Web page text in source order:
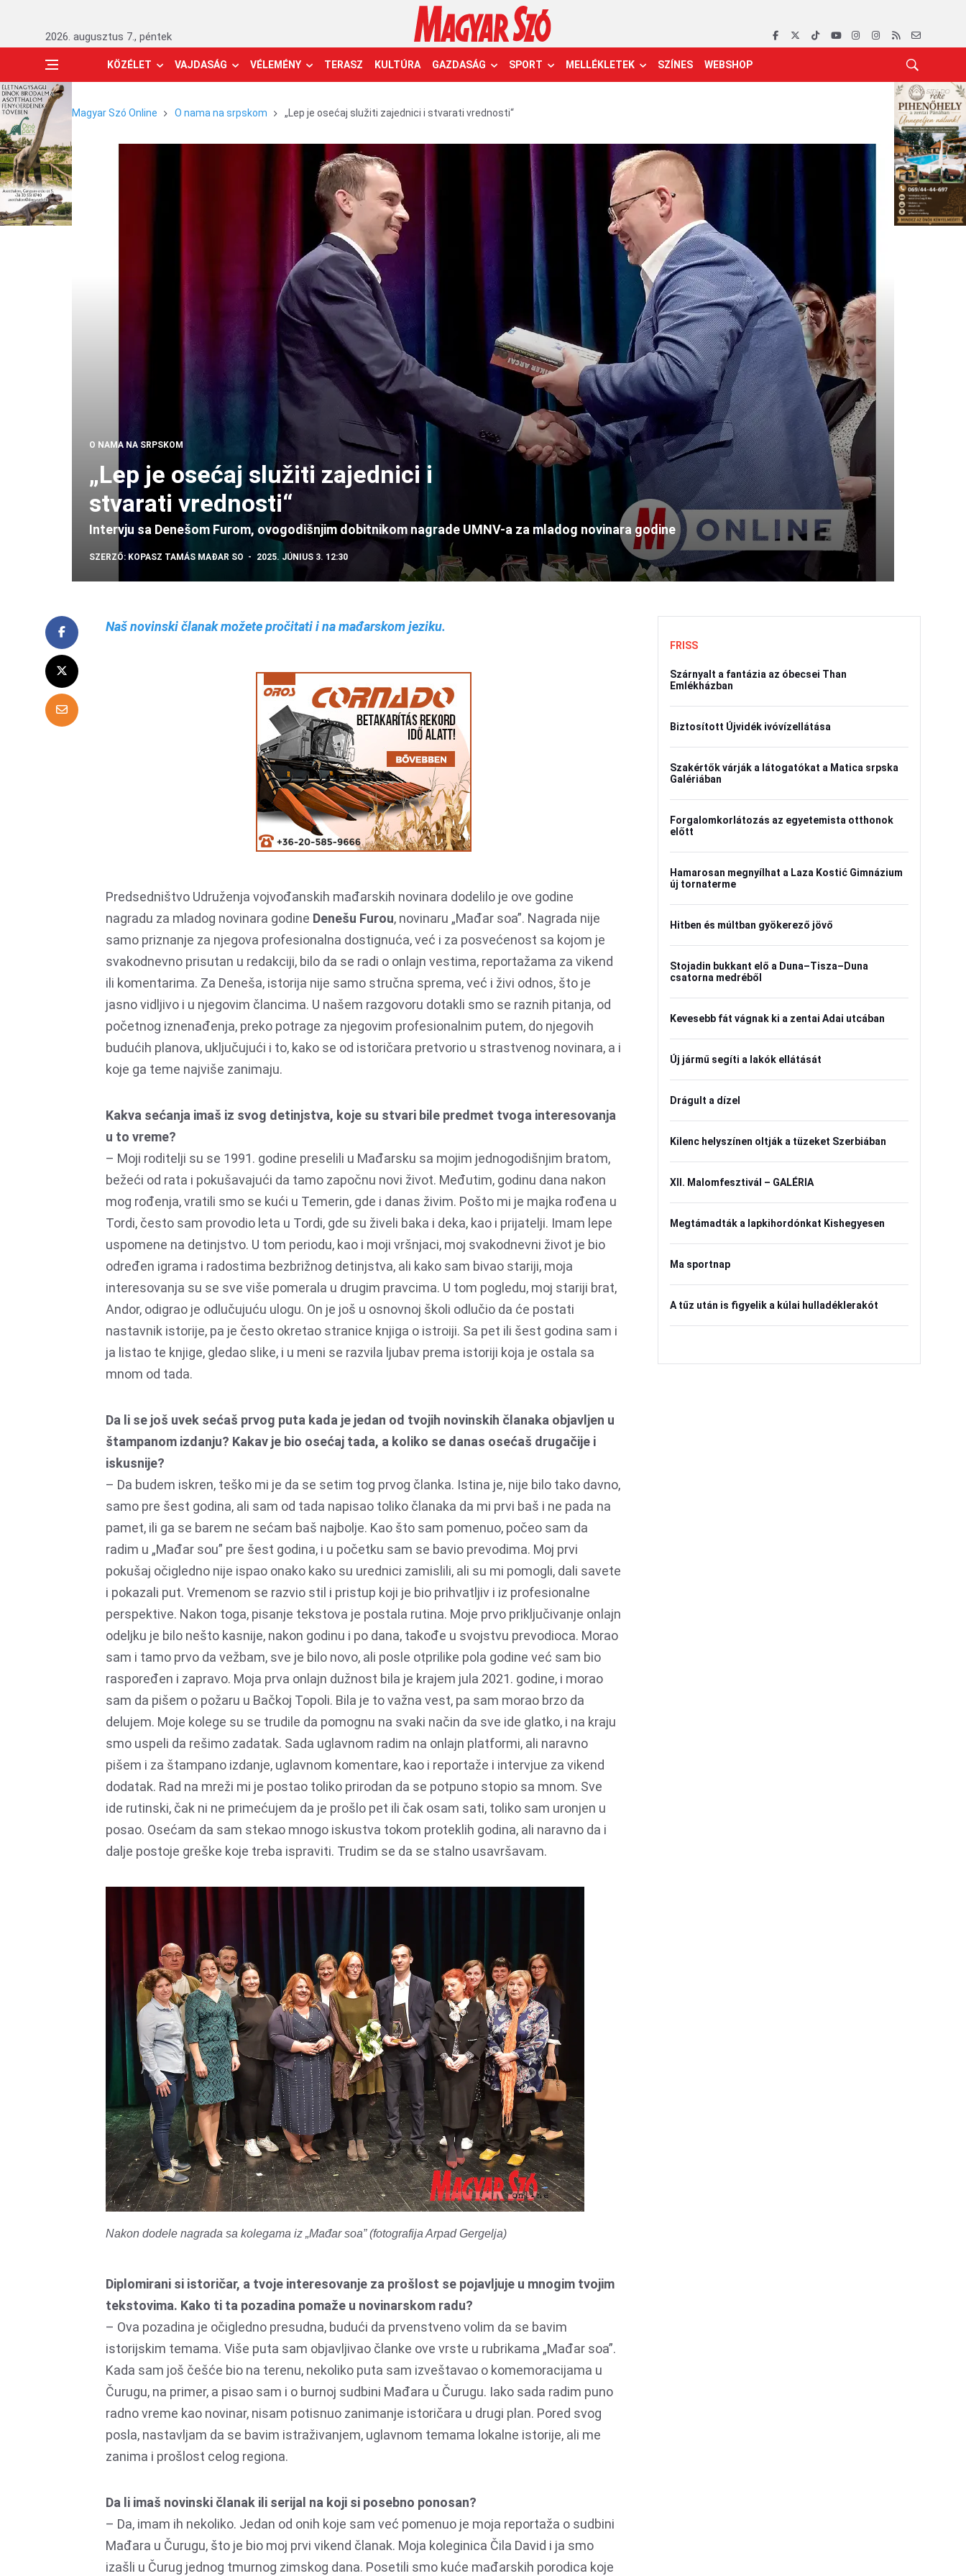
2026. augusztus 7., péntek
KÖZÉLET VAJDASÁG VÉLEMÉNY TERASZ KULTÚRA GAZDASÁG SPORT MELLÉKLETEK SZÍNES WEBSHOP
Magyar Szó Online O nama na srpskom „Lep je osećaj služiti zajednici i stvarati vrednosti“
O NAMA NA SRPSKOM
„Lep je osećaj služiti zajednici i
stvarati vrednosti“
Intervju sa Denešom Furom, ovogodišnjim dobitnikom nagrade UMNV-a za mladog novinara godine
SZERZŐ: KOPASZ TAMÁS MAĐAR SO 2025. JÚNIUS 3. 12:30
Naš novinski članak možete pročitati i na mađarskom jeziku.
Predsedništvo Udruženja vojvođanskih mađarskih novinara dodelilo je ove godine
nagradu za mladog novinara godine Denešu Furou, novinaru „Mađar soa”. Nagrada nije
samo priznanje za njegova profesionalna dostignuća, već i za posvećenost sa kojom je
svakodnevno prisutan u redakciji, bilo da se radi o onlajn vestima, reportažama za vikend
ili komentarima. Za Deneša, istorija nije samo stručna sprema, već i živi odnos, što je
jasno vidljivo i u njegovim člancima. U našem razgovoru dotakli smo se raznih pitanja, od
početnog iznenađenja, preko potrage za njegovim profesionalnim putem, do njegovih
budućih planova, uključujući i to, kako se od istoričara pretvorio u strastvenog novinara, a i
koje ga teme najviše zanimaju.
Kakva sećanja imaš iz svog detinjstva, koje su stvari bile predmet tvoga interesovanja
u to vreme?
– Moji roditelji su se 1991. godine preselili u Mađarsku sa mojim jednogodišnjim bratom,
bežeći od rata i pokušavajući da tamo započnu novi život. Međutim, godinu dana nakon
mog rođenja, vratili smo se kući u Temerin, gde i danas živim. Pošto mi je majka rođena u
Tordi, često sam provodio leta u Tordi, gde su živeli baka i deka, kao i prijatelji. Imam lepe
uspomene na detinjstvo. U tom periodu, kao i moji vršnjaci, moj svakodnevni život je bio
određen igrama i radostima bezbrižnog detinjstva, ali kako sam bivao stariji, moja
interesovanja su se sve više pomerala u drugim pravcima. U tom pogledu, moj stariji brat,
Andor, odigrao je odlučujuću ulogu. On je još u osnovnoj školi odlučio da će postati
nastavnik istorije, pa je često okretao stranice knjiga o istroiji. Sa pet ili šest godina sam i
ja listao te knjige, gledao slike, i u meni se razvila ljubav prema istoriji koja je ostala sa
mnom od tada.
Da li se još uvek sećaš prvog puta kada je jedan od tvojih novinskih članaka objavljen u
štampanom izdanju? Kakav je bio osećaj tada, a koliko se danas osećaš drugačije i
iskusnije?
– Da budem iskren, teško mi je da se setim tog prvog članka. Istina je, nije bilo tako davno,
samo pre šest godina, ali sam od tada napisao toliko članaka da mi prvi baš i ne pada na
pamet, ili ga se barem ne sećam baš najbolje. Kao što sam pomenuo, počeo sam da
radim u „Mađar sou” pre šest godina, i u početku sam se bavio prevodima. Moj prvi
pokušaj očigledno nije ispao onako kako su urednici zamislili, ali su mi pomogli, dali savete
i pokazali put. Vremenom se razvio stil i pristup koji je bio prihvatljiv i iz profesionalne
perspektive. Nakon toga, pisanje tekstova je postala rutina. Moje prvo priključivanje onlajn
odeljku je bilo nešto kasnije, nakon godinu i po dana, takođe u svojstvu prevodioca. Morao
sam i tamo prvo da vežbam, sve je bilo novo, ali posle otprilike pola godine već sam bio
raspoređen i zapravo. Moja prva onlajn dužnost bila je krajem jula 2021. godine, i morao
sam da pišem o požaru u Bačkoj Topoli. Bila je to važna vest, pa sam morao brzo da
delujem. Moje kolege su se trudile da pomognu na svaki način da sve ide glatko, i na kraju
smo uspeli da rešimo zadatak. Sada uglavnom radim na onlajn platformi, ali naravno
pišem i za štampano izdanje, uglavnom komentare, kao i reportaže i intervjue za vikend
dodatak. Rad na mreži mi je postao toliko prirodan da se potpuno stopio sa mnom. Sve
ide rutinski, čak ni ne primećujem da je prošlo pet ili čak osam sati, toliko sam uronjen u
posao. Osećam da sam stekao mnogo iskustva tokom proteklih godina, ali naravno da i
dalje postoje greške koje treba ispraviti. Trudim se da se stalno usavršavam.
Nakon dodele nagrada sa kolegama iz „Mađar soa” (fotografija Arpad Gergelja)
Diplomirani si istoričar, a tvoje interesovanje za prošlost se pojavljuje u mnogim tvojim
tekstovima. Kako ti ta pozadina pomaže u novinarskom radu?
– Ova pozadina je očigledno presudna, budući da prvenstveno volim da se bavim
istorijskim temama. Više puta sam objavljivao članke ove vrste u rubrikama „Mađar soa”.
Kada sam još češće bio na terenu, nekoliko puta sam izveštavao o komemoracijama u
Čurugu, na primer, a pisao sam i o burnoj sudbini Mađara u Čurugu. Iako sada radim puno
radno vreme kao novinar, nisam potisnuo zanimanje istoričara u drugi plan. Pored svog
posla, nastavljam da se bavim istraživanjem, uglavnom temama lokalne istorije, ali me
zanima i prošlost celog regiona.
Da li imaš novinski članak ili serijal na koji si posebno ponosan?
– Da, imam ih nekoliko. Jedan od onih koje sam već pomenuo je moja reportaža o sudbini
Mađara u Čurugu, što je bio moj prvi vikend članak. Moja koleginica Čila David i ja smo
izašli u Čurug jednog tmurnog zimskog dana. Posetili smo kuće mađarskih porodica koje
FRISS
Szárnyalt a fantázia az óbecsei Than
Emlékházban
Biztosított Újvidék ivóvízellátása
Szakértők várják a látogatókat a Matica srpska
Galériában
Forgalomkorlátozás az egyetemista otthonok
előtt
Hamarosan megnyílhat a Laza Kostić Gimnázium
új tornaterme
Hitben és múltban gyökerező jövő
Stojadin bukkant elő a Duna–Tisza–Duna
csatorna medréből
Kevesebb fát vágnak ki a zentai Adai utcában
Új jármű segíti a lakók ellátását
Drágult a dízel
Kilenc helyszínen oltják a tüzeket Szerbiában
XII. Malomfesztivál – GALÉRIA
Megtámadták a lapkihordónkat Kishegyesen
Ma sportnap
A tűz után is figyelik a kúlai hulladéklerakót